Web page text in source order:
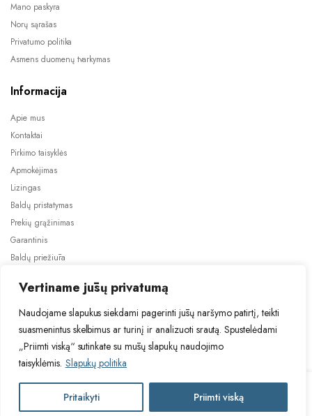
Vertiname jūsų privatumą
Naudojame slapukus siekdami pagerinti jūsų naršymo patirtį, teikti
suasmenintus skelbimus ar turinį ir analizuoti srautą. Spustelėdami
„Priimti viską“ sutinkate su mūsų slapukų naudojimo
taisyklėmis. Slapukų politika
Pritaikyti Priimti viskąĮ krepšelį
Mano paskyra
Norų sąrašas
Privatumo politika
Asmens duomenų tvarkymas
Informacija
Apie mus
Kontaktai
Pirkimo taisyklės
Apmokėjimas
Lizingas
Baldų pristatymas
Prekių grąžinimas
Garantinis
Baldų priežiūra
2024 © Visos teisės saugomos. Be TauBaldai.lt sutikimo draudžiama
Asmens duomenų tvarkymas